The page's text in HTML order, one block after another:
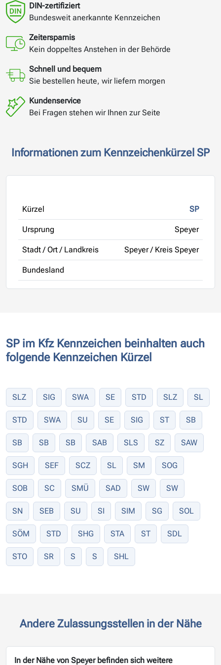
DIN-zertifiziert
Bundesweit anerkannte Kennzeichen
Zeitersparnis
Kein doppeltes Anstehen in der Behörde
Schnell und bequem
Sie bestellen heute, wir liefern morgen
Kundenservice
Bei Fragen stehen wir Ihnen zur Seite
Informationen zum Kennzeichenkürzel SP
Kürzel SP
Ursprung Speyer
Stadt / Ort / Landkreis Speyer / Kreis Speyer
Bundesland
SP im Kfz Kennzeichen beinhalten auch
folgende Kennzeichen Kürzel
SLZ SIG SWA SE STD SLZ SL
STD SWA SU SE SIG ST SB
SB SB SB SAB SLS SZ SAW
SGH SEF SCZ SL SM SOG
SOB SC SMÜ SAD SW SW
SN SEB SU SI SIM SG SOL
SÖM STD SHG STA ST SDL
STO SR S S SHL
Andere Zulassungsstellen in der Nähe
In der Nähe von Speyer befinden sich weitere